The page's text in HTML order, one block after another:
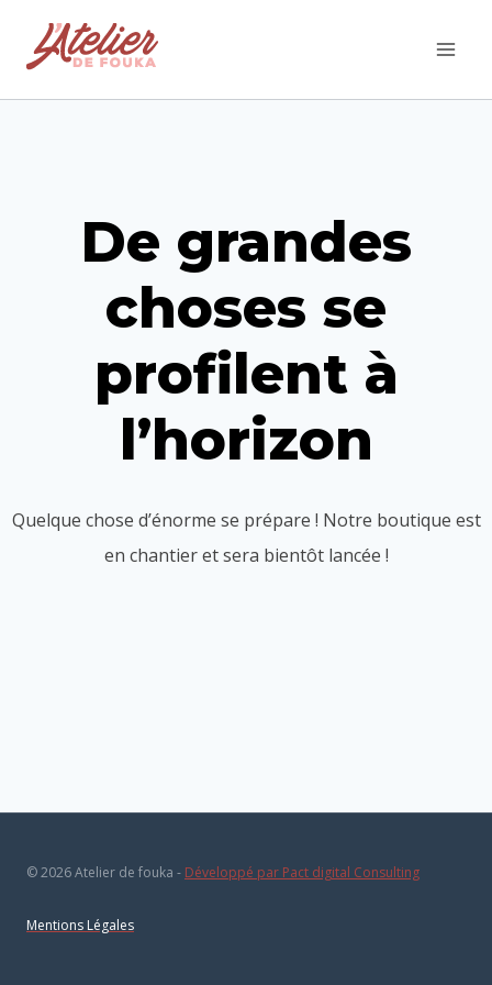
De grandes
choses se
profilent à
l’horizon
Quelque chose d’énorme se prépare ! Notre boutique est
en chantier et sera bientôt lancée !
© 2026 Atelier de fouka - Développé par Pact digital Consulting
Mentions Légales